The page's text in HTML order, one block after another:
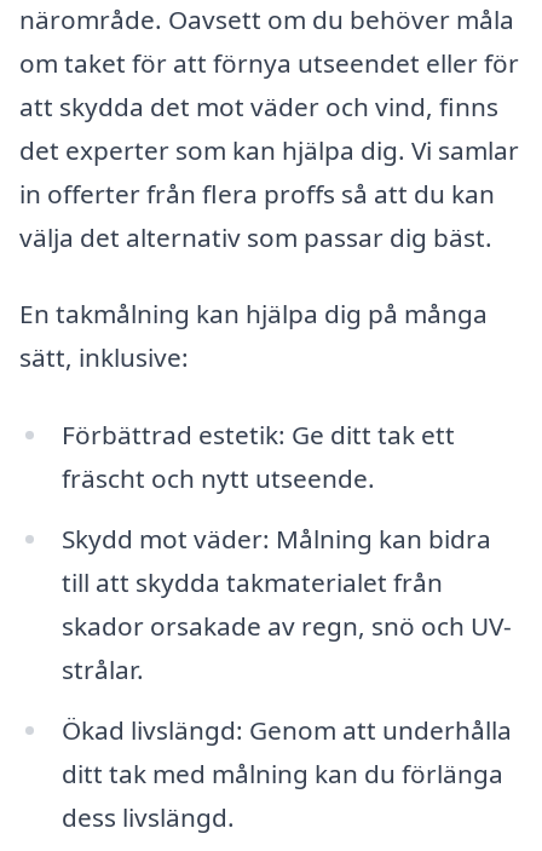
närområde. Oavsett om du behöver måla
om taket för att förnya utseendet eller för
att skydda det mot väder och vind, finns
det experter som kan hjälpa dig. Vi samlar
in offerter från flera proffs så att du kan
välja det alternativ som passar dig bäst.
En takmålning kan hjälpa dig på många
sätt, inklusive:
Förbättrad estetik: Ge ditt tak ett
fräscht och nytt utseende.
Skydd mot väder: Målning kan bidra
till att skydda takmaterialet från
skador orsakade av regn, snö och UV-
strålar.
Ökad livslängd: Genom att underhålla
ditt tak med målning kan du förlänga
dess livslängd.